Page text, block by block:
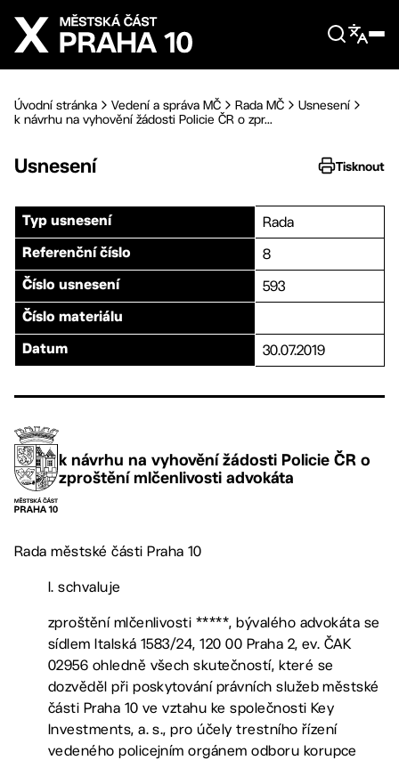
Přejít na hlavní obsah
Úvodní stránka Vedení a správa MČ Rada MČ
Usnesení
k návrhu na vyhovění žádosti Policie ČR o zpr...
Usnesení Tisknout
Typ usnesení Rada
Referenční číslo 8
Číslo usnesení 593
Číslo materiálu
Datum 30.07.2019
k návrhu na vyhovění žádosti Policie ČR o
zproštění mlčenlivosti advokáta
Rada městské části Praha 10
I. schvaluje
zproštění mlčenlivosti *****, bývalého advokáta se
sídlem Italská 1583/24, 120 00 Praha 2, ev. ČAK
02956 ohledně všech skutečností, které se
dozvěděl při poskytování právních služeb městské
části Praha 10 ve vztahu ke společnosti Key
Investments, a. s., pro účely trestního řízení
vedeného policejním orgánem odboru korupce